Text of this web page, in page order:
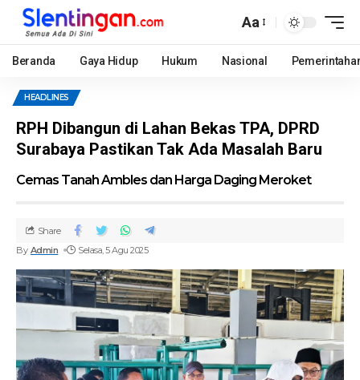
Aa
Beranda Gaya Hidup Hukum Nasional
HEADLINES
RPH Dibangun di Lahan Bekas TPA, DPRD
Surabaya Pastikan Tak Ada Masalah Baru
Cemas Tanah Ambles dan Harga Daging Meroket
By Admin Selasa, 5 Agu 2025
Share